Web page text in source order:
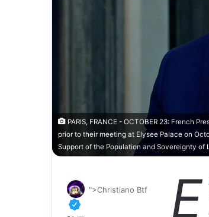
PARIS, FRANCE - OCTOBER 23: French
prior to their meeting at Elysee Palace on
Support of the Population and Sovereignty
E
">Christiano Btf